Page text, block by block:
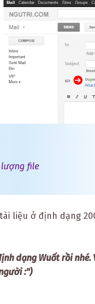
file
liệu ở định dạng
dạng Wuốt rồi
:")